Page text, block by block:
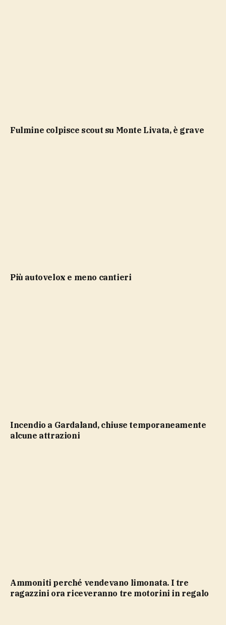
Fulmine colpisce scout su Monte Livata, è grave
più autovelox e meno cantieri
Incendio a Gardaland, chiuse temporaneamente
alcune attrazioni
Ammoniti perché vendevano limonata. I tre
ragazzini ora riceveranno tre motorini in regalo